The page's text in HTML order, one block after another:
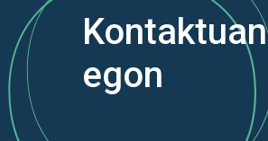
Kontaktuan
egon